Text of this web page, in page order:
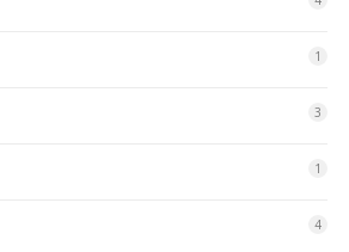
1
3
1
4